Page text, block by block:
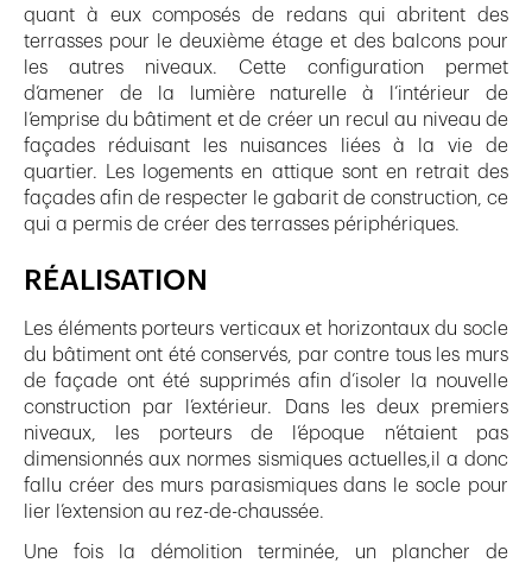
quant à eux composés de redans qui abritent des
terrasses pour le deuxième étage et des balcons pour
les autres niveaux. Cette configuration permet
d’amener de la lumière naturelle à l’intérieur de
l’emprise du bâtiment et de créer un recul au niveau de
façades réduisant les nuisances liées à la vie de
quartier. Les logements en attique sont en retrait des
façades afin de respecter le gabarit de construction, ce
qui a permis de créer des terrasses périphériques.
RÉALISATION
Les éléments porteurs verticaux et horizontaux du socle
du bâtiment ont été conservés, par contre tous les murs
de façade ont été supprimés afin d’isoler la nouvelle
construction par l’extérieur. Dans les deux premiers
niveaux, les porteurs de l’époque n’étaient pas
dimensionnés aux normes sismiques actuelles,il a donc
fallu créer des murs parasismiques dans le socle pour
lier l’extension au rez-de-chaussée.
Une fois la démolition terminée, un plancher de